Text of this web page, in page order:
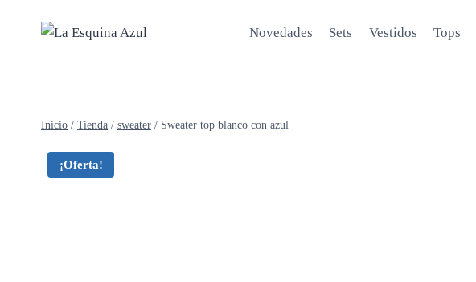
Novedades Sets Vestidos Tops
Inicio / Tienda / sweater / Sweater top blanco con azul
¡Oferta!